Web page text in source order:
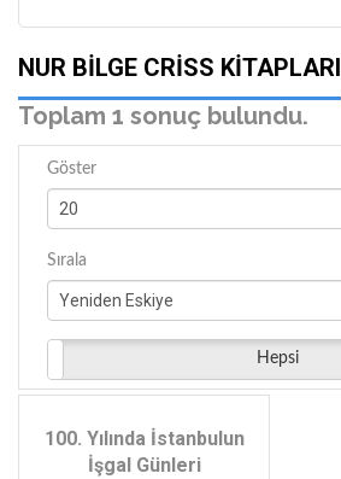
NUR BILGE CRISS KITAPLARI
Toplam 1 sonuç bulundu.
Göster
Sırala
Hepsi
100. Yılında İstanbulun
İşgal Günleri